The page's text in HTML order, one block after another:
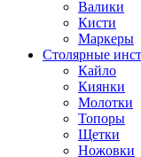
Валики
Кисти
Маркеры
Столярные
Кайло
Киянки
Молотки
Топоры
Щетки
Ножовки